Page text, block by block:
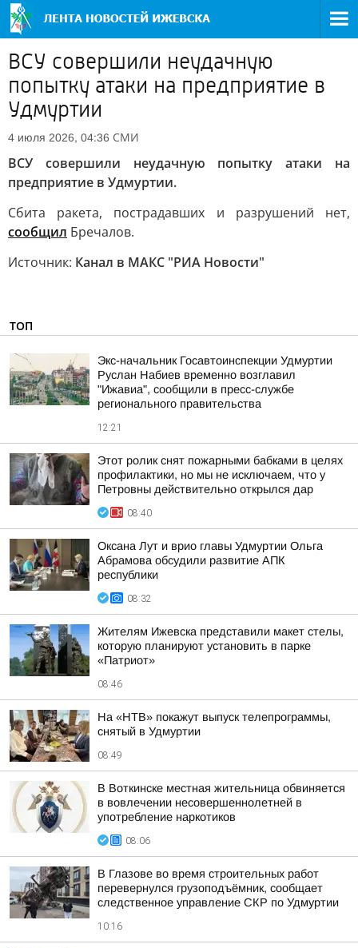
ВСУ совершили неудачную
попытку атаки на предприятие в
Удмуртии
4 июля 2026, 04:36 СМИ
ВСУ совершили неудачную попытку атаки на
предприятие в Удмуртии.
Сбита ракета, пострадавших и разрушений нет,
сообщил Бречалов.
Источник: Канал в МАКС "РИА Новости"
ТОП
Экс-начальник Госавтоинспекции Удмуртии
Руслан Набиев временно возглавил
"Ижавиа", сообщили в пресс-службе
регионального правительства
12:21
Этот ролик снят пожарными бабками в целях
профилактики, но мы не исключаем, что у
Петровны действительно открылся дар
08:40
Оксана Лут и врио главы Удмуртии Ольга
Абрамова обсудили развитие АПК
республики
08:32
Жителям Ижевска представили макет стелы,
которую планируют установить в парке
«Патриот»
08:46
На «НТВ» покажут выпуск телепрограммы,
снятый в Удмуртии
08:49
В Воткинске местная жительница обвиняется
в вовлечении несовершеннолетней в
употребление наркотиков
08:06
В Глазове во время строительных работ
перевернулся грузоподъёмник, сообщает
следственное управление СКР по Удмуртии
10:16